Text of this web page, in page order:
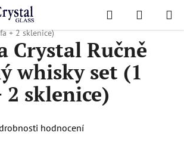
Hledat
KOŠÍK
/ PK500
Bohemia Crystal Ručně broušený
+ 2 sklenice)
Crystal Ručně
whisky set (1
sklenice)
hodnocení